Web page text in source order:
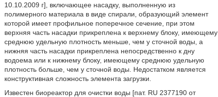
10.10.2009 г], включающее насадку, выполненную из
полимерного материала в виде спирали, образующий элемент
которой имеет профильное поперечное сечение, при этом
верхняя часть насадки прикреплена к верхнему блоку, имеющему
среднюю удельную плотность меньше, чем у сточной воды, а
нижняя часть насадки прикреплена непосредственно к дну
водоема или к нижнему блоку, имеющему среднюю удельную
плотность больше, чем у сточной воды. Недостатком является
конструктивная сложность элемента загрузки.
Известен биореактор для очистки воды [пат. RU 2377190 от